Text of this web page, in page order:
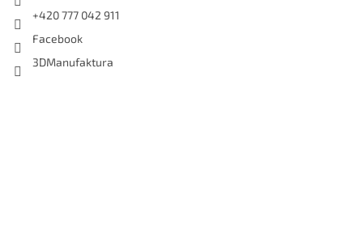
+420 777 042 911
Facebook
3DManufaktura